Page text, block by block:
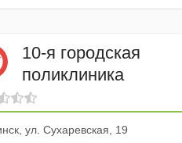
10-я городская
поликлиника
ул. Сухаревская, 19